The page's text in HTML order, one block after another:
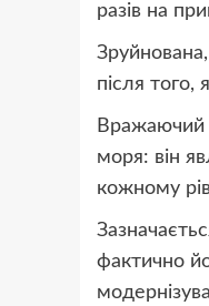
разів на
після
Вражаючий
моря: він
кожному
фактично